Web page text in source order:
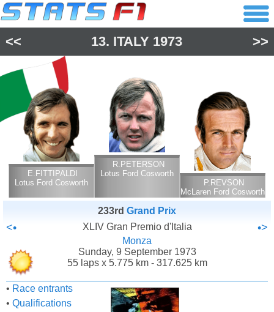
<< 13. ITALY 1973 >>
E.FITTIPALDI
Lotus Ford Cosworth
R.PETERSON
Lotus Ford Cosworth
P.REVSON
McLaren Ford Cosworth
233rd Grand Prix
<• XLIV Gran Premio d'Italia •>
Monza
Sunday, 9 September 1973
55 laps x 5.775 km - 317.625 km
• Race entrants
• Qualifications